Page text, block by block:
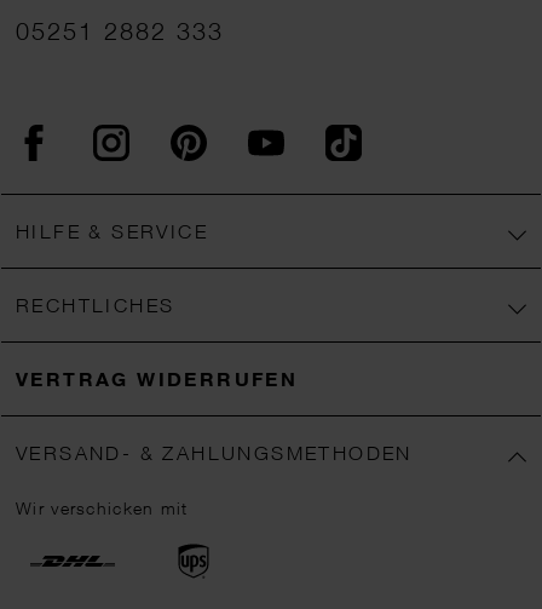
05251 2882 333
FacebookInstagram PinterestYouTubeTikTok
HILFE & SERVICE
RECHTLICHES
VERTRAG WIDERRUFEN
VERSAND- & ZAHLUNGSMETHODEN
Wir verschicken mit